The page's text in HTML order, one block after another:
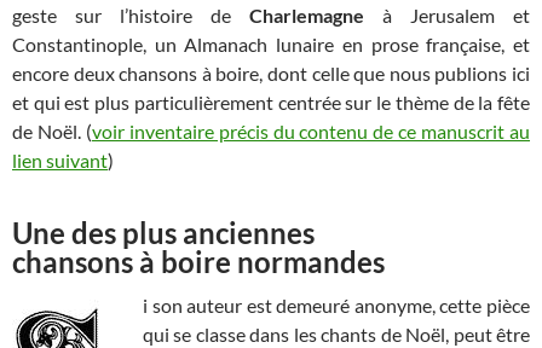
geste sur l’histoire de Charlemagne à Jerusalem et
Constantinople, un Almanach lunaire en prose française, et
encore deux chansons à boire, dont celle que nous publions ici
et qui est plus particulièrement centrée sur le thème de la fête
de Noël. (voir inventaire précis du contenu de ce manuscrit au
lien suivant)
Une des plus anciennes
chansons à boire normandes
i son auteur est demeuré anonyme, cette pièce
qui se classe dans les chants de Noël, peut être